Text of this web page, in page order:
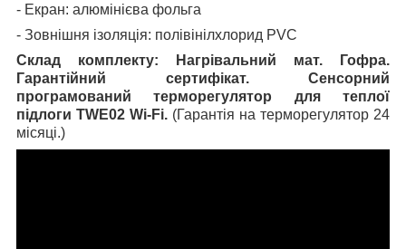
- Екран: алюмінієва фольга
- Зовнішня ізоляція: полівінілхлорид PVC
Склад комплекту: Нагрівальний мат. Гофра.
Гарантійний сертифікат. Сенсорний
програмований терморегулятор для теплої
підлоги TWE02 Wi-Fi. (Гарантія на терморегулятор 24
місяці.)